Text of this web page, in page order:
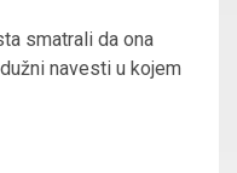
smatrali da ona
navesti u kojem